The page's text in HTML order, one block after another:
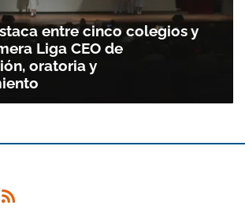
entre cinco colegios y
Liga CEO de
oratoria y